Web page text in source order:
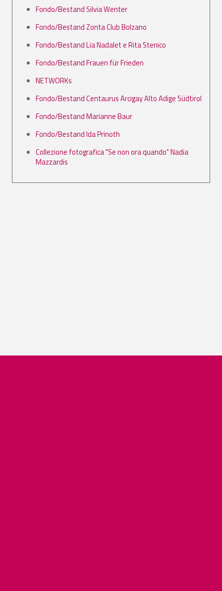
Fondo/Bestand Silvia Wenter
Fondo/Bestand Zonta Club Bolzano
Fondo/Bestand Lia Nadalet e Rita Stenico
Fondo/Bestand Frauen für Frieden
NETWORKs
Fondo/Bestand Centaurus Arcigay Alto Adige Südtirol
Fondo/Bestand Marianne Baur
Fondo/Bestand Ida Prinoth
Collezione fotografica "Se non ora quando" Nadia
Mazzardis